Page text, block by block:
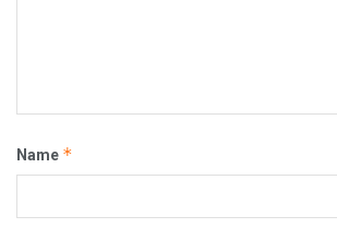
Name *